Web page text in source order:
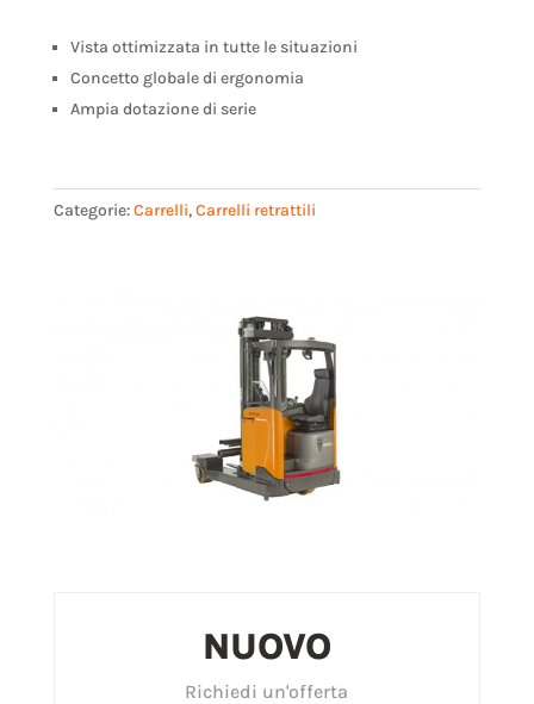
Vista ottimizzata in tutte le situazioni
Concetto globale di ergonomia
Ampia dotazione di serie
Categorie:Carrelli,Carrelli retrattili
NUOVO
Richiedi un'offerta